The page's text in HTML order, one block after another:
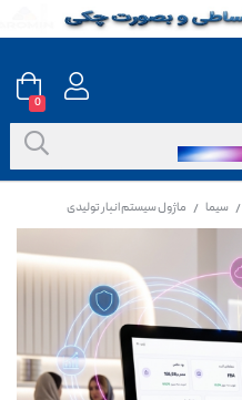
/ سیما / ماژول سیستم انبار تولیدی
0